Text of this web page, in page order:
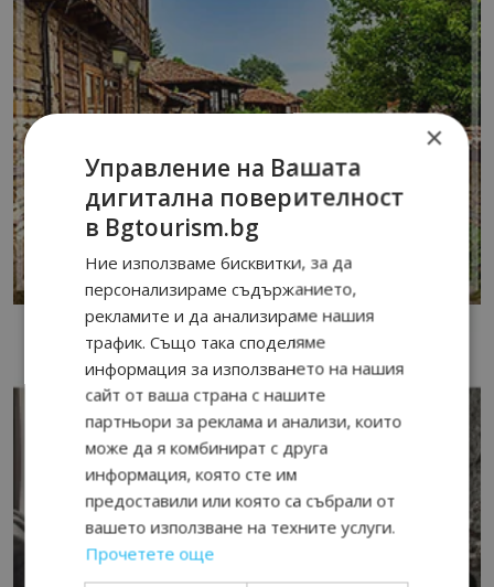
×
Управление на Вашата
дигитална поверителност
в Bgtourism.bg
Ние използваме бисквитки, за да
персонализираме съдържанието,
рекламите и да анализираме нашия
трафик. Също така споделяме
информация за използването на нашия
сайт от ваша страна с нашите
партньори за реклама и анализи, които
може да я комбинират с друга
информация, която сте им
предоставили или която са събрали от
вашето използване на техните услуги.
Прочетете още